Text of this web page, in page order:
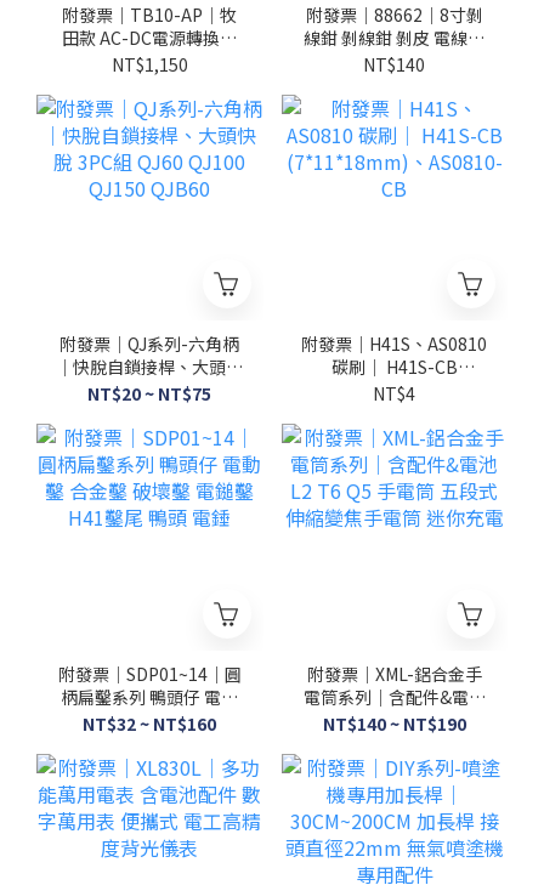
附發票｜TB10-AP｜牧
田款 AC-DC電源轉換器
鋰電工具
NT$1,150
附發票｜88662｜8寸剝
線鉗 剝線鉗 剝皮 電線鉗
剪線鉗 線路鉗 撥線鉗 鉗
NT$140
附發票｜QJ系列-六角柄
｜快脫自鎖接桿、大頭快
脫 3PC組 QJ60 QJ100
NT$20 ~ NT$75
附發票｜H41S、AS0810
碳刷｜ H41S-CB
(7*11*18mm)、
NT$4
附發票｜SDP01~14｜圓
柄扁鑿系列 鴨頭仔 電動
鑿 合金鑿 破壞鑿 電鎚鑿
NT$32 ~ NT$160
附發票｜XML-鋁合金手
電筒系列｜含配件&電池
L2 T6 Q5 手電筒 五段式
電
NT$140 ~ NT$190